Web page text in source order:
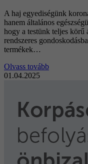
A haj egyediségünk
hanem általános
hogy a testünk teljes körű
rendszeres
termékek…
Olvass tovább
01.04.2025